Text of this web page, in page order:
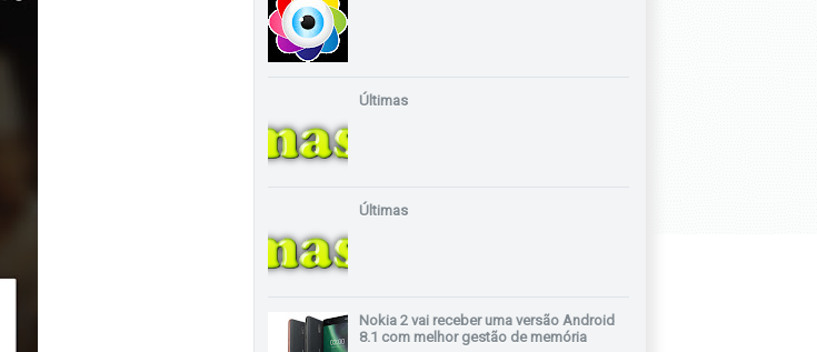
Últimas
Últimas
Nokia 2 vai receber uma versão Android
8.1 com melhor gestão de memória